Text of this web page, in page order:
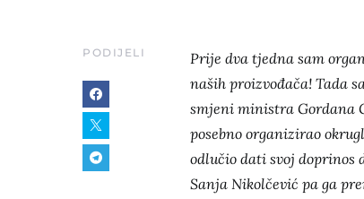
PODIJELI
Prije dva tjedna sam
naših proizvođača! Tada
smjeni ministra Gordana
posebno organizirao
odlučio dati svoj doprinos
Sanja Nikolčević pa ga